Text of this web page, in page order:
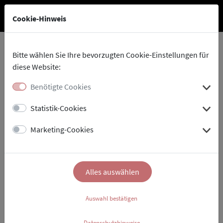
Cookie-Hinweis
Bitte wählen Sie Ihre bevorzugten Cookie-Einstellungen für
diese Website:
Benötigte Cookies
Statistik-Cookies
Marketing-Cookies
Auswahl bestätigen
Alles auswählen
Stadtholding Aktuelles
Alle Nachrichten aus der
25.01.2019
Lange
Saunanacht